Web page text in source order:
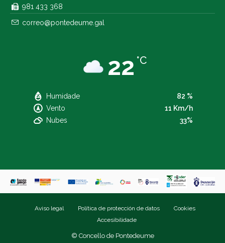
981 433 368
correo@pontedeume.gal
22 °C
Humidade
82 %
Vento
11 Km/h
Nubes
33%
Aviso legal Política de protección de datos
Cookies
Accesibilidade
© Concello de Pontedeume